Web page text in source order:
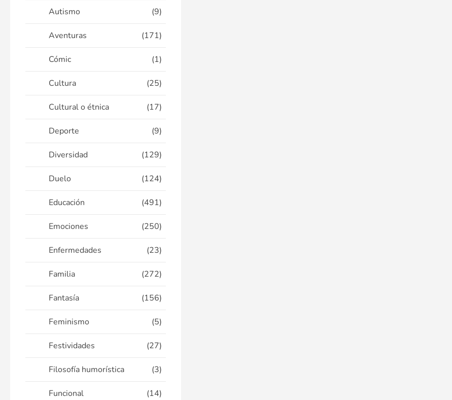
Autismo (9)
Aventuras (171)
Cómic (1)
Cultura (25)
Cultural o étnica (17)
Deporte (9)
Diversidad (129)
Duelo (124)
Educación (491)
Emociones (250)
Enfermedades (23)
Familia (272)
Fantasía (156)
Feminismo (5)
Festividades (27)
Filosofía humorística (3)
Funcional (14)